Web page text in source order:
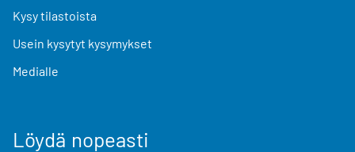
Kysy tilastoista
Usein kysytyt kysymykset
Medialle
Löydä nopeasti